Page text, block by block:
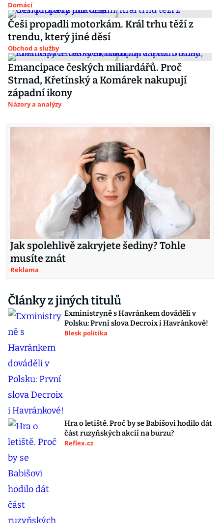
Domácí
Češi propadli motorkám. Král trhu těží z
trendu, který jiné děsí
Obchod a služby
Emancipace českých miliardářů. Proč
Strnad, Křetínský a Komárek nakupují
západní ikony
Názory a analýzy
Jak spolehlivě zakryjete šediny? Tohle
musíte znát
Reklama
Články z jiných titulů
Exministryně s Havránkem dováděli v
Polsku: První slova Decroix i Havránkové!
Blesk politika
Hra o letiště. Proč by se Babišovi hodilo dát
část ruzyňských akcií na burzu?
Reflex.cz